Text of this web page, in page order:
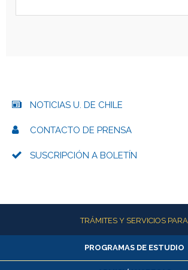
NOTICIAS U. DE CHILE
CONTACTO DE PRENSA
SUSCRIPCIÓN A BOLETÍN
Más informaciónTRÁMITES Y SERVICIOS PARA
Alumnas/os y exalumnas/os
PROGRAMAS DE ESTUDIO